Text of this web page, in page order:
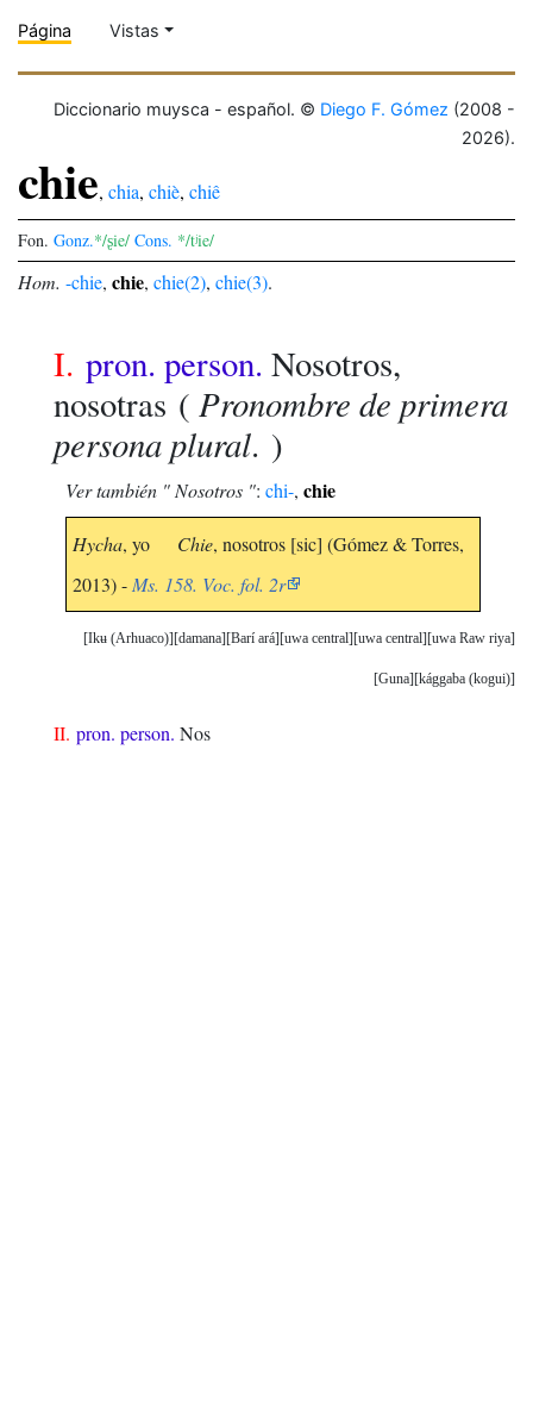
Página Vistas
Diccionario muysca - español. © Diego F. Gómez (2008 -
2026).
chie, chia, chiè, chiê
Fon. Gonz.*/ʂie/ Cons. */tʲie/
Hom. -chie, chie, chie(2), chie(3).
I. pron. person. Nosotros,
nosotras ( Pronombre de primera
persona plural. )
Ver también " Nosotros ": chi-, chie
Hycha, yo Chie, nosotros [sic] (Gómez & Torres,
2013) - Ms. 158. Voc. fol. 2r
uwa Raw riya
uwa central
uwa central
Barí ará
damana
Ikʉ (Arhuaco)
kággaba (kogui)
Guna
II. pron. person. Nos